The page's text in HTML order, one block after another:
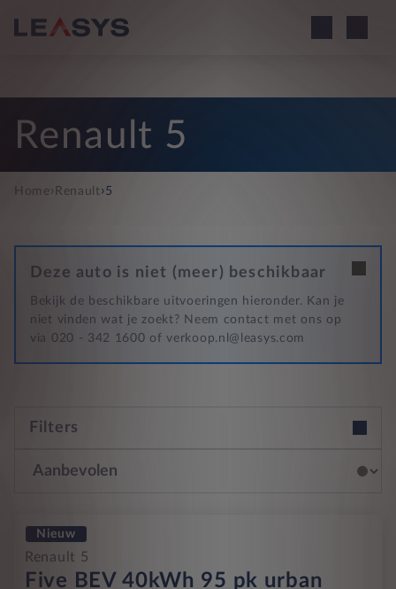
Renault 5
Home› Renault›5
Deze auto is niet (meer) beschikbaar
Bekijk de beschikbare uitvoeringen hieronder. Kan je
niet vinden wat je zoekt? Neem contact met ons op
via 020 - 342 1600 of verkoop.nl@leasys.com
Filters
Nieuw
Renault 5
Five BEV 40kWh 95 pk urban